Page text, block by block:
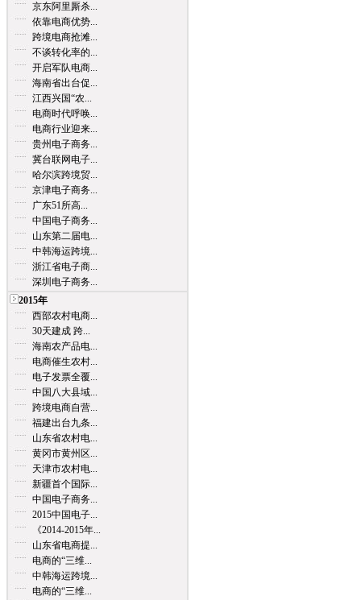
京东阿里厮杀...
依靠电商优势...
跨境电商抢滩...
不谈转化率的...
开启军队电商...
海南省出台促...
江西兴国“农...
电商时代呼唤...
电商行业迎来...
贵州电子商务...
冀台联网电子...
哈尔滨跨境贸...
京津电子商务...
广东51所高...
中国电子商务...
山东第二届电...
中韩海运跨境...
浙江省电子商...
深圳电子商务...
2015年
西部农村电商...
30天建成 跨...
海南农产品电...
电商催生农村...
电子发票全覆...
中国八大县域...
跨境电商自营...
福建出台九条...
山东省农村电...
黄冈市黄州区...
天津市农村电...
新疆首个国际...
中国电子商务...
2015中国电子...
《2014-2015年...
山东省电商提...
电商的“三维...
中韩海运跨境...
电商的“三维...